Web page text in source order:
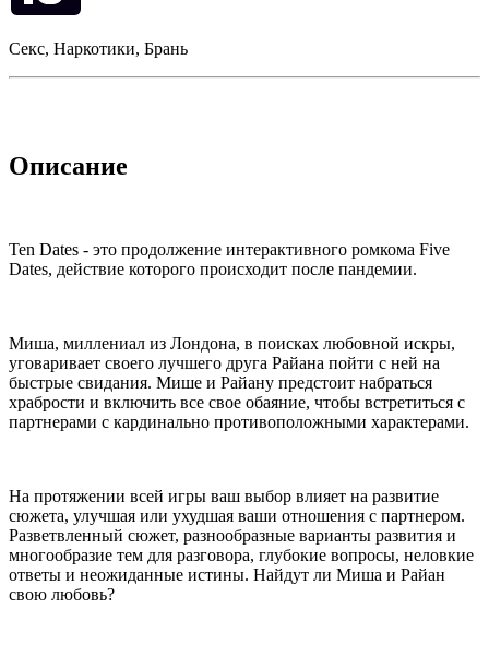
Секс, Наркотики, Брань
Описание
Ten Dates - это продолжение интерактивного ромкома Five
Dates, действие которого происходит после пандемии.
Миша, миллениал из Лондона, в поисках любовной искры,
уговаривает своего лучшего друга Райана пойти с ней на
быстрые свидания. Мише и Райану предстоит набраться
храбрости и включить все свое обаяние, чтобы встретиться с
партнерами с кардинально противоположными характерами.
На протяжении всей игры ваш выбор влияет на развитие
сюжета, улучшая или ухудшая ваши отношения с партнером.
Разветвленный сюжет, разнообразные варианты развития и
многообразие тем для разговора, глубокие вопросы, неловкие
ответы и неожиданные истины. Найдут ли Миша и Райан
свою любовь?